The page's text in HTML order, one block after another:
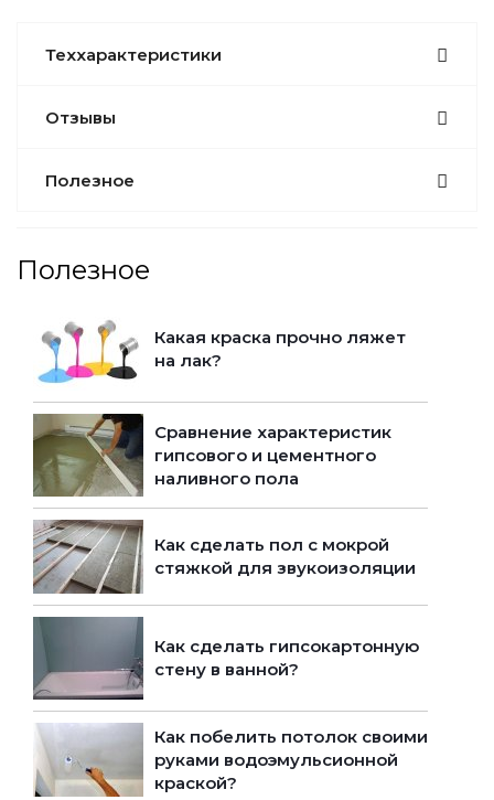
Теххарактеристики
Отзывы
Полезное
Полезное
Какая краска прочно ляжет
на лак?
Сравнение характеристик
гипсового и цементного
наливного пола
Как сделать пол с мокрой
стяжкой для звукоизоляции
Как сделать гипсокартонную
стену в ванной?
Как побелить потолок своими
руками водоэмульсионной
краской?